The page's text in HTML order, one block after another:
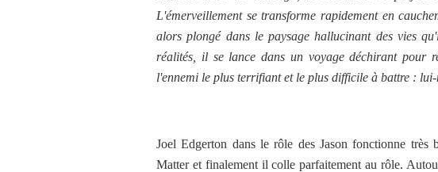
L'émerveillement se transforme rapidement en
alors plongé dans le paysage hallucinant des vies
réalités, il se lance dans un voyage déchirant pour
l'ennemi le plus terrifiant et le plus difficile à battre : lui-
Joel Edgerton dans le rôle des Jason fonctionne
Matter et finalement il colle parfaitement au rôle.